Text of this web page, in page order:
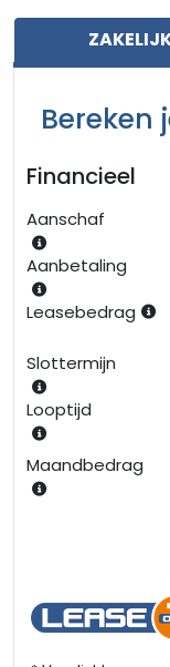
Bereken
Financieel
Aanschaf
Aanbetaling
Leasebedrag
Slottermijn
Looptijd
Maandbedrag